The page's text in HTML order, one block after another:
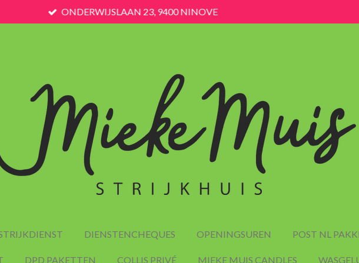
ONDERWIJSLAAN 23, 9400 NINOVE
DIENSTENCHEQUES OPENINGSUREN POST NL
DPD PAKETTEN COLLIS PRIVÉ MIEKE MUIS CANDLES